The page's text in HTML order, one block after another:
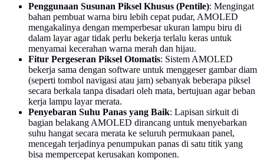
Penggunaan Susunan Piksel Khusus (Pentile): Mengingat
bahan pembuat warna biru lebih cepat pudar, AMOLED
mengakalinya dengan memperbesar ukuran lampu biru di
dalam layar agar tidak perlu bekerja terlalu keras untuk
menyamai kecerahan warna merah dan hijau.
Fitur Pergeseran Piksel Otomatis: Sistem AMOLED
bekerja sama dengan software untuk menggeser gambar diam
(seperti tombol navigasi atau jam) sebanyak beberapa piksel
secara berkala tanpa disadari oleh mata, bertujuan agar beban
kerja lampu layar merata.
Penyebaran Suhu Panas yang Baik: Lapisan sirkuit di
bagian belakang AMOLED dirancang untuk menyebarkan
suhu hangat secara merata ke seluruh permukaan panel,
mencegah terjadinya penumpukan panas di satu titik yang
bisa mempercepat kerusakan komponen.